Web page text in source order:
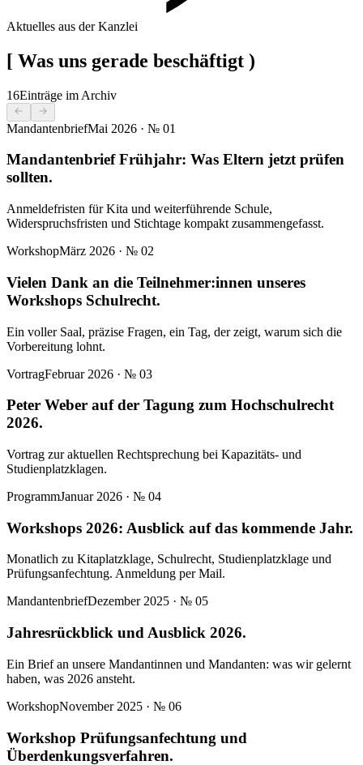
Aktuelles aus der Kanzlei
[ Was uns gerade beschäftigt )
16Einträge im Archiv
MandantenbriefMai 2026 · № 01
Mandantenbrief Frühjahr: Was Eltern jetzt prüfen
sollten.
Anmeldefristen für Kita und weiterführende Schule,
Widerspruchsfristen und Stichtage kompakt zusammengefasst.
WorkshopMärz 2026 · № 02
Vielen Dank an die Teilnehmer:innen unseres
Workshops Schulrecht.
Ein voller Saal, präzise Fragen, ein Tag, der zeigt, warum sich die
Vorbereitung lohnt.
VortragFebruar 2026 · № 03
Peter Weber auf der Tagung zum Hochschulrecht
2026.
Vortrag zur aktuellen Rechtsprechung bei Kapazitäts- und
Studienplatzklagen.
ProgrammJanuar 2026 · № 04
Workshops 2026: Ausblick auf das kommende Jahr.
Monatlich zu Kitaplatzklage, Schulrecht, Studienplatzklage und
Prüfungsanfechtung. Anmeldung per Mail.
MandantenbriefDezember 2025 · № 05
Jahresrückblick und Ausblick 2026.
Ein Brief an unsere Mandantinnen und Mandanten: was wir gelernt
haben, was 2026 ansteht.
WorkshopNovember 2025 · № 06
Workshop Prüfungsanfechtung und
Überdenkungsverfahren.